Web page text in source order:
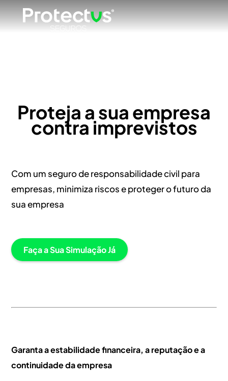
Proteja a sua empresa
contra imprevistos
Com um seguro de responsabilidade civil para
empresas, minimiza riscos e proteger o futuro da
sua empresa
Faça a Sua Simulação Já
Garanta a estabilidade financeira, a reputação e a
continuidade da empresa